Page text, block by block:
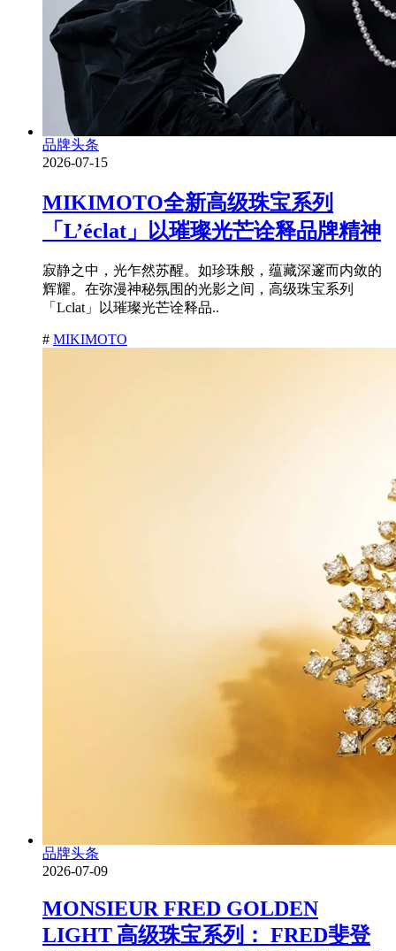
品牌头条
2026-07-15
MIKIMOTO全新高级珠宝系列
「L’éclat」以璀璨光芒诠释品牌精神
寂静之中，光乍然苏醒。如珍珠般，蕴藏深邃而内敛的
辉耀。在弥漫神秘氛围的光影之间，高级珠宝系列
「Lclat」以璀璨光芒诠释品..
# MIKIMOTO
品牌头条
2026-07-09
MONSIEUR FRED GOLDEN
LIGHT 高级珠宝系列： FRED斐登